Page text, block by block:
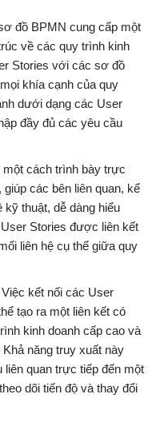
đồ BPMN cung cấp một
về các quy trình kinh
Stories với các sơ đồ
khía cạnh của quy
dưới dạng các User
đầy đủ các yêu cầu
cách trình bày trực
các bên liên quan, kể
thuật, dễ dàng hiểu
Stories được liên kết
liên hệ cụ thể giữa quy
Việc kết nối các User
tạo ra một liên kết có
kinh doanh cấp cao và
năng truy xuất này
quan trực tiếp đến một
dõi tiến độ và thay đổi